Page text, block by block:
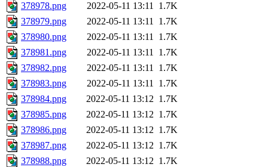
378978.png
2022-05-11 13:11 1.7K
378979.png
2022-05-11 13:11 1.7K
378980.png
2022-05-11 13:11 1.7K
378981.png
2022-05-11 13:11 1.7K
378982.png
2022-05-11 13:11 1.7K
378983.png
2022-05-11 13:11 1.7K
378984.png
2022-05-11 13:12 1.7K
378985.png
2022-05-11 13:12 1.7K
378986.png
2022-05-11 13:12 1.7K
378987.png
2022-05-11 13:12 1.7K
378988.png
2022-05-11 13:12 1.7K